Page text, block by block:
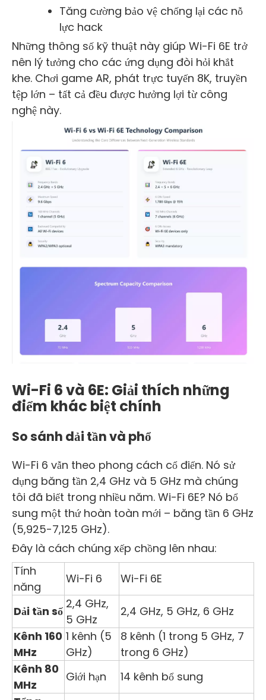
Tăng cường bảo vệ chống lại các nỗ
lực hack
Những thông số kỹ thuật này giúp Wi-Fi 6E trở
nên lý tưởng cho các ứng dụng đòi hỏi khắt
khe. Chơi game AR, phát trực tuyến 8K, truyền
tệp lớn – tất cả đều được hưởng lợi từ công
nghệ này.
Wi-Fi 6 và 6E: Giải thích những
điểm khác biệt chính
So sánh dải tần và phổ
Wi-Fi 6 vẫn theo phong cách cổ điển. Nó sử
dụng băng tần 2,4 GHz và 5 GHz mà chúng
tôi đã biết trong nhiều năm. Wi-Fi 6E? Nó bổ
sung một thứ hoàn toàn mới – băng tần 6 GHz
(5,925-7,125 GHz).
Đây là cách chúng xếp chồng lên nhau:
Tính
năng
Wi-Fi 6 Wi-Fi 6E
Dải tần số
2,4 GHz,
5 GHz
2,4 GHz, 5 GHz, 6 GHz
Kênh 160
MHz
1 kênh (5
GHz)
8 kênh (1 trong 5 GHz, 7
trong 6 GHz)
Kênh 80
MHz
Giới hạn
14 kênh bổ sung